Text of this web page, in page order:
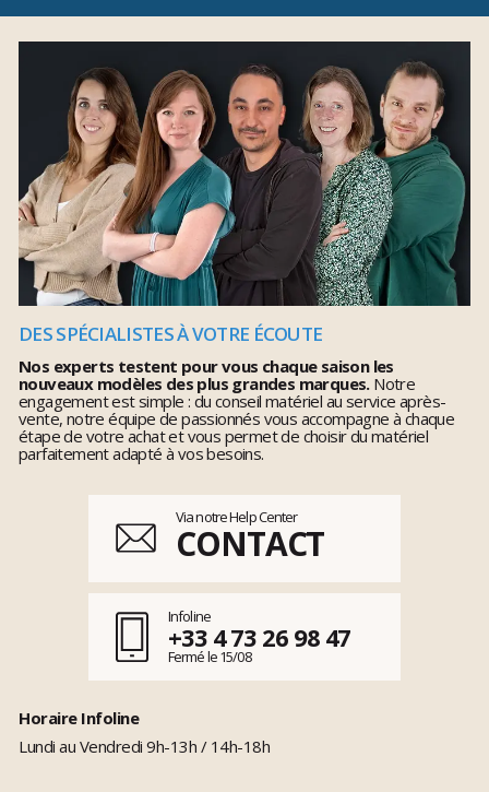
DES SPÉCIALISTES À VOTRE ÉCOUTE
Nos experts testent pour vous chaque saison les
nouveaux modèles des plus grandes marques.Notre
engagement est simple : du conseil matériel au service après-
vente, notre équipe de passionnés vous accompagne à chaque
étape de votre achat et vous permet de choisir du matériel
parfaitement adapté à vos besoins.
Via notre Help Center
CONTACT
Infoline
+33 4 73 26 98 47
Fermé le 15/08
Horaire Infoline
Lundi au Vendredi 9h-13h / 14h-18h